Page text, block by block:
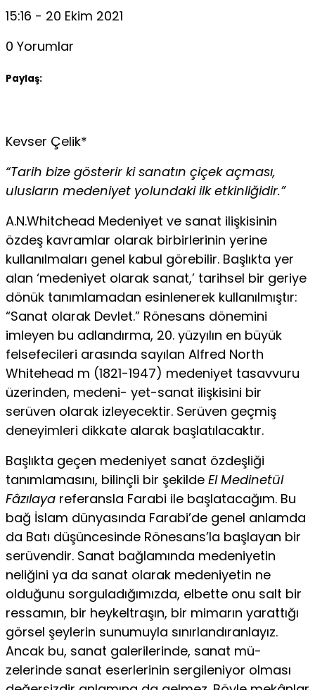
15:16 - 20 Ekim 2021
0 Yorumlar
Paylaş:
Kevser Çelik*
“Tarih bize gösterir ki sanatın çiçek açması,
ulusların medeniyet yolundaki ilk etkinliğidir.”
A.N.Whitchead Medeniyet ve sanat ilişkisinin
özdeş kavramlar olarak birbirlerinin yerine
kullanılma­ları genel kabul görebilir. Başlıkta yer
alan ‘medeniyet olarak sanat,’ tarihsel bir geri­ye
dönük tanımlamadan esinlenerek kullanılmıştır:
“Sanat olarak Devlet.” Rönesans dönemini
imleyen bu adlandırma, 20. yüzyılın en büyük
felsefecileri arasında sayılan Alfred North
Whitehead m (1821-1947) medeniyet tasavvuru
üzerinden, medeni- yet-sanat ilişkisini bir
serüven olarak izleyecektir. Serüven geçmiş
deneyimleri dikka­te alarak başlatılacaktır.
Başlıkta geçen medeniyet sanat özdeşliği
tanımlamasını, bilinçli bir şekilde El Medinetül
Fâzılaya referansla Farabi ile başlatacağım. Bu
bağ İslam dünyasında Farabi’de genel anlamda
da Batı düşüncesinde Rönesans’la başlayan bir
serüvendir. Sanat bağlamında medeniyetin
neliğini ya da sanat olarak medeniyetin ne
olduğunu sorguladığımızda, elbette onu salt bir
ressamın, bir heykeltraşın, bir mimarın yarattığı
görsel şeylerin sunumuyla sınırlandıranlayız.
Ancak bu, sanat galerilerinde, sanat mü­
zelerinde sanat eserlerinin sergileniyor olması